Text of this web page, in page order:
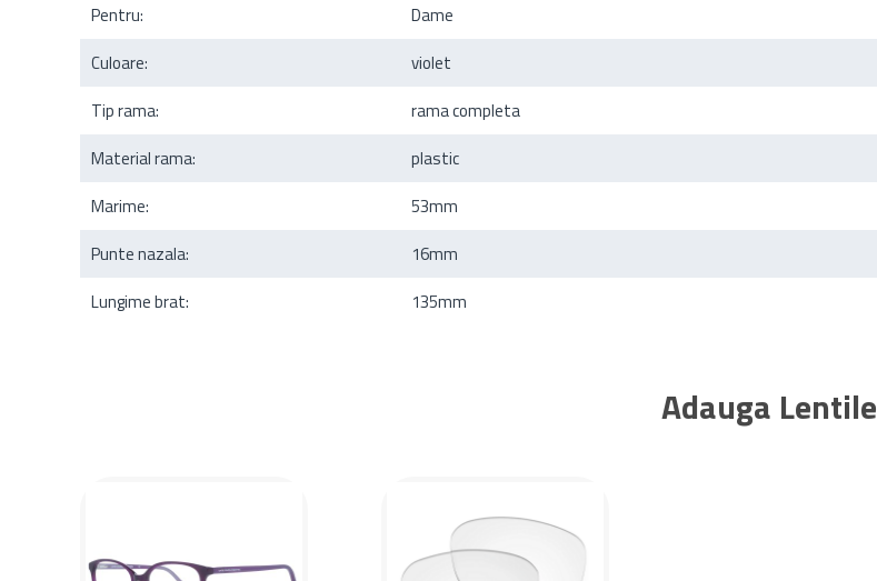
Pentru:
Dame
Culoare:
violet
Tip rama:
rama completa
Material rama:
plastic
Marime:
53mm
Punte nazala:
16mm
Lungime brat:
135mm
Adauga Lentile